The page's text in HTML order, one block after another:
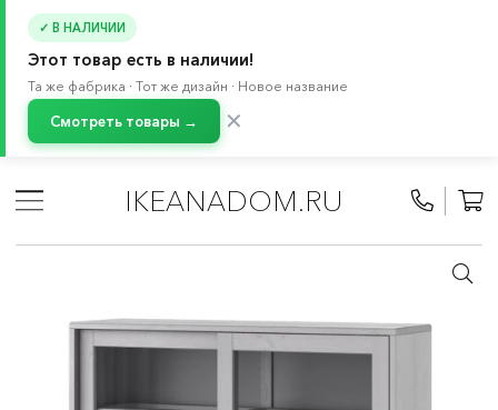
✓ В НАЛИЧИИ
Этот товар есть в наличии!
Та же фабрика · Тот же дизайн · Новое название
Смотреть товары → ✕
IKEANADOM.RU
/
Серванты и шкафы-витрины